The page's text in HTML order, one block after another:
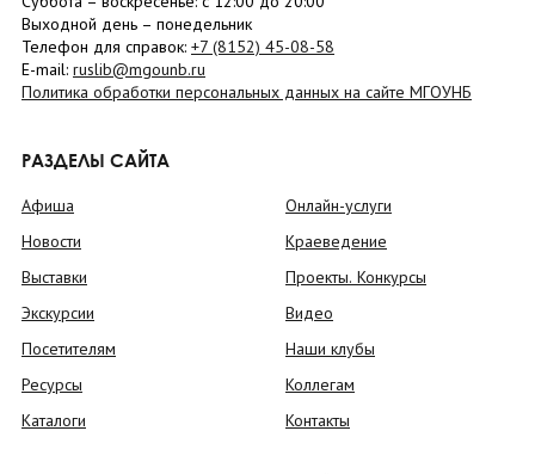
Выходной день – понедельник
Телефон для справок: +7 (8152) 45-08-58
E-mail: ruslib@mgounb.ru
Политика обработки персональных данных на сайте МГОУНБ
РАЗДЕЛЫ САЙТА
Афиша
Новости
Выставки
Экскурсии
Посетителям
Ресурсы
Каталоги
Онлайн-услуги
Краеведение
Проекты. Конкурсы
Видео
Наши клубы
Коллегам
Контакты